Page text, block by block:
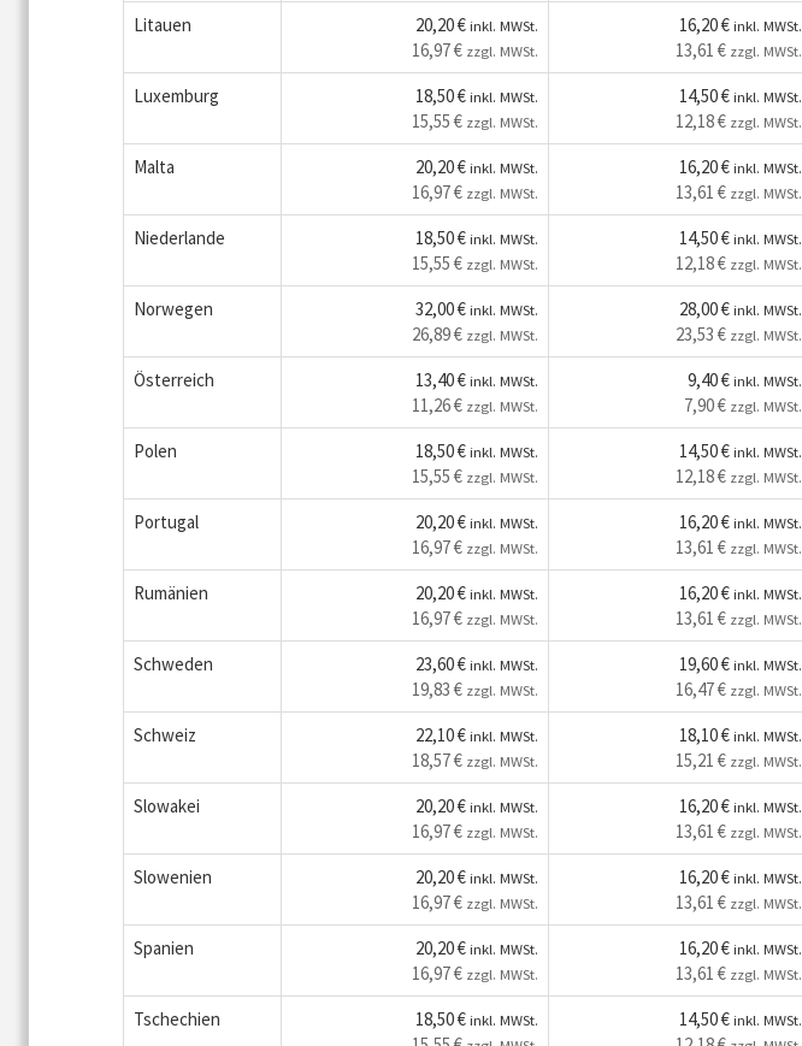
Litauen 20,20 €inkl. MWSt.
16,97 € zzgl. MWSt.
16,20 €inkl. MWSt.
13,61 € zzgl. MWSt.
Luxemburg 18,50 €inkl. MWSt.
15,55 € zzgl. MWSt.
14,50 €inkl. MWSt.
12,18 € zzgl. MWSt.
Malta 20,20 €inkl. MWSt.
16,97 € zzgl. MWSt.
16,20 €inkl. MWSt.
13,61 € zzgl. MWSt.
Niederlande 18,50 €inkl. MWSt.
15,55 € zzgl. MWSt.
14,50 €inkl. MWSt.
12,18 € zzgl. MWSt.
Norwegen 32,00 €inkl. MWSt.
26,89 € zzgl. MWSt.
28,00 €inkl. MWSt.
23,53 € zzgl. MWSt.
Österreich 13,40 €inkl. MWSt.
11,26 € zzgl. MWSt.
9,40 €inkl. MWSt.
7,90 € zzgl. MWSt.
Polen 18,50 €inkl. MWSt.
15,55 € zzgl. MWSt.
14,50 €inkl. MWSt.
12,18 € zzgl. MWSt.
Portugal 20,20 €inkl. MWSt.
16,97 € zzgl. MWSt.
16,20 €inkl. MWSt.
13,61 € zzgl. MWSt.
Rumänien 20,20 €inkl. MWSt.
16,97 € zzgl. MWSt.
16,20 €inkl. MWSt.
13,61 € zzgl. MWSt.
Schweden 23,60 €inkl. MWSt.
19,83 € zzgl. MWSt.
19,60 €inkl. MWSt.
16,47 € zzgl. MWSt.
Schweiz 22,10 €inkl. MWSt.
18,57 € zzgl. MWSt.
18,10 €inkl. MWSt.
15,21 € zzgl. MWSt.
Slowakei 20,20 €inkl. MWSt.
16,97 € zzgl. MWSt.
16,20 €inkl. MWSt.
13,61 € zzgl. MWSt.
Slowenien 20,20 €inkl. MWSt.
16,97 € zzgl. MWSt.
16,20 €inkl. MWSt.
13,61 € zzgl. MWSt.
Spanien 20,20 €inkl. MWSt.
16,97 € zzgl. MWSt.
16,20 €inkl. MWSt.
13,61 € zzgl. MWSt.
Tschechien 18,50 €inkl. MWSt. 14,50 €inkl. MWSt.